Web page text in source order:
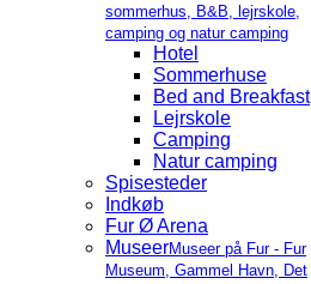
sommerhus, B&B, lejrskole,
camping og natur camping
Hotel
Sommerhuse
Bed and Breakfast
Lejrskole
Camping
Natur camping
Spisesteder
Indkøb
Fur Ø Arena
MuseerMuseer på Fur - Fur
Museum, Gammel Havn, Det